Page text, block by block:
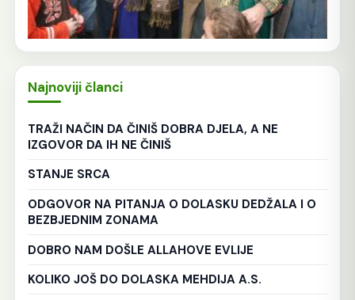
Najnoviji članci
TRAŽI NAČIN DA ČINIŠ DOBRA DJELA, A NE
IZGOVOR DA IH NE ČINIŠ
STANJE SRCA
ODGOVOR NA PITANJA O DOLASKU DEDŽALA I O
BEZBJEDNIM ZONAMA
DOBRO NAM DOŠLE ALLAHOVE EVLIJE
KOLIKO JOŠ DO DOLASKA MEHDIJA A.S.